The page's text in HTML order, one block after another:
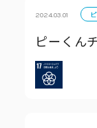
埼玉
2024.03.01
ピーくん